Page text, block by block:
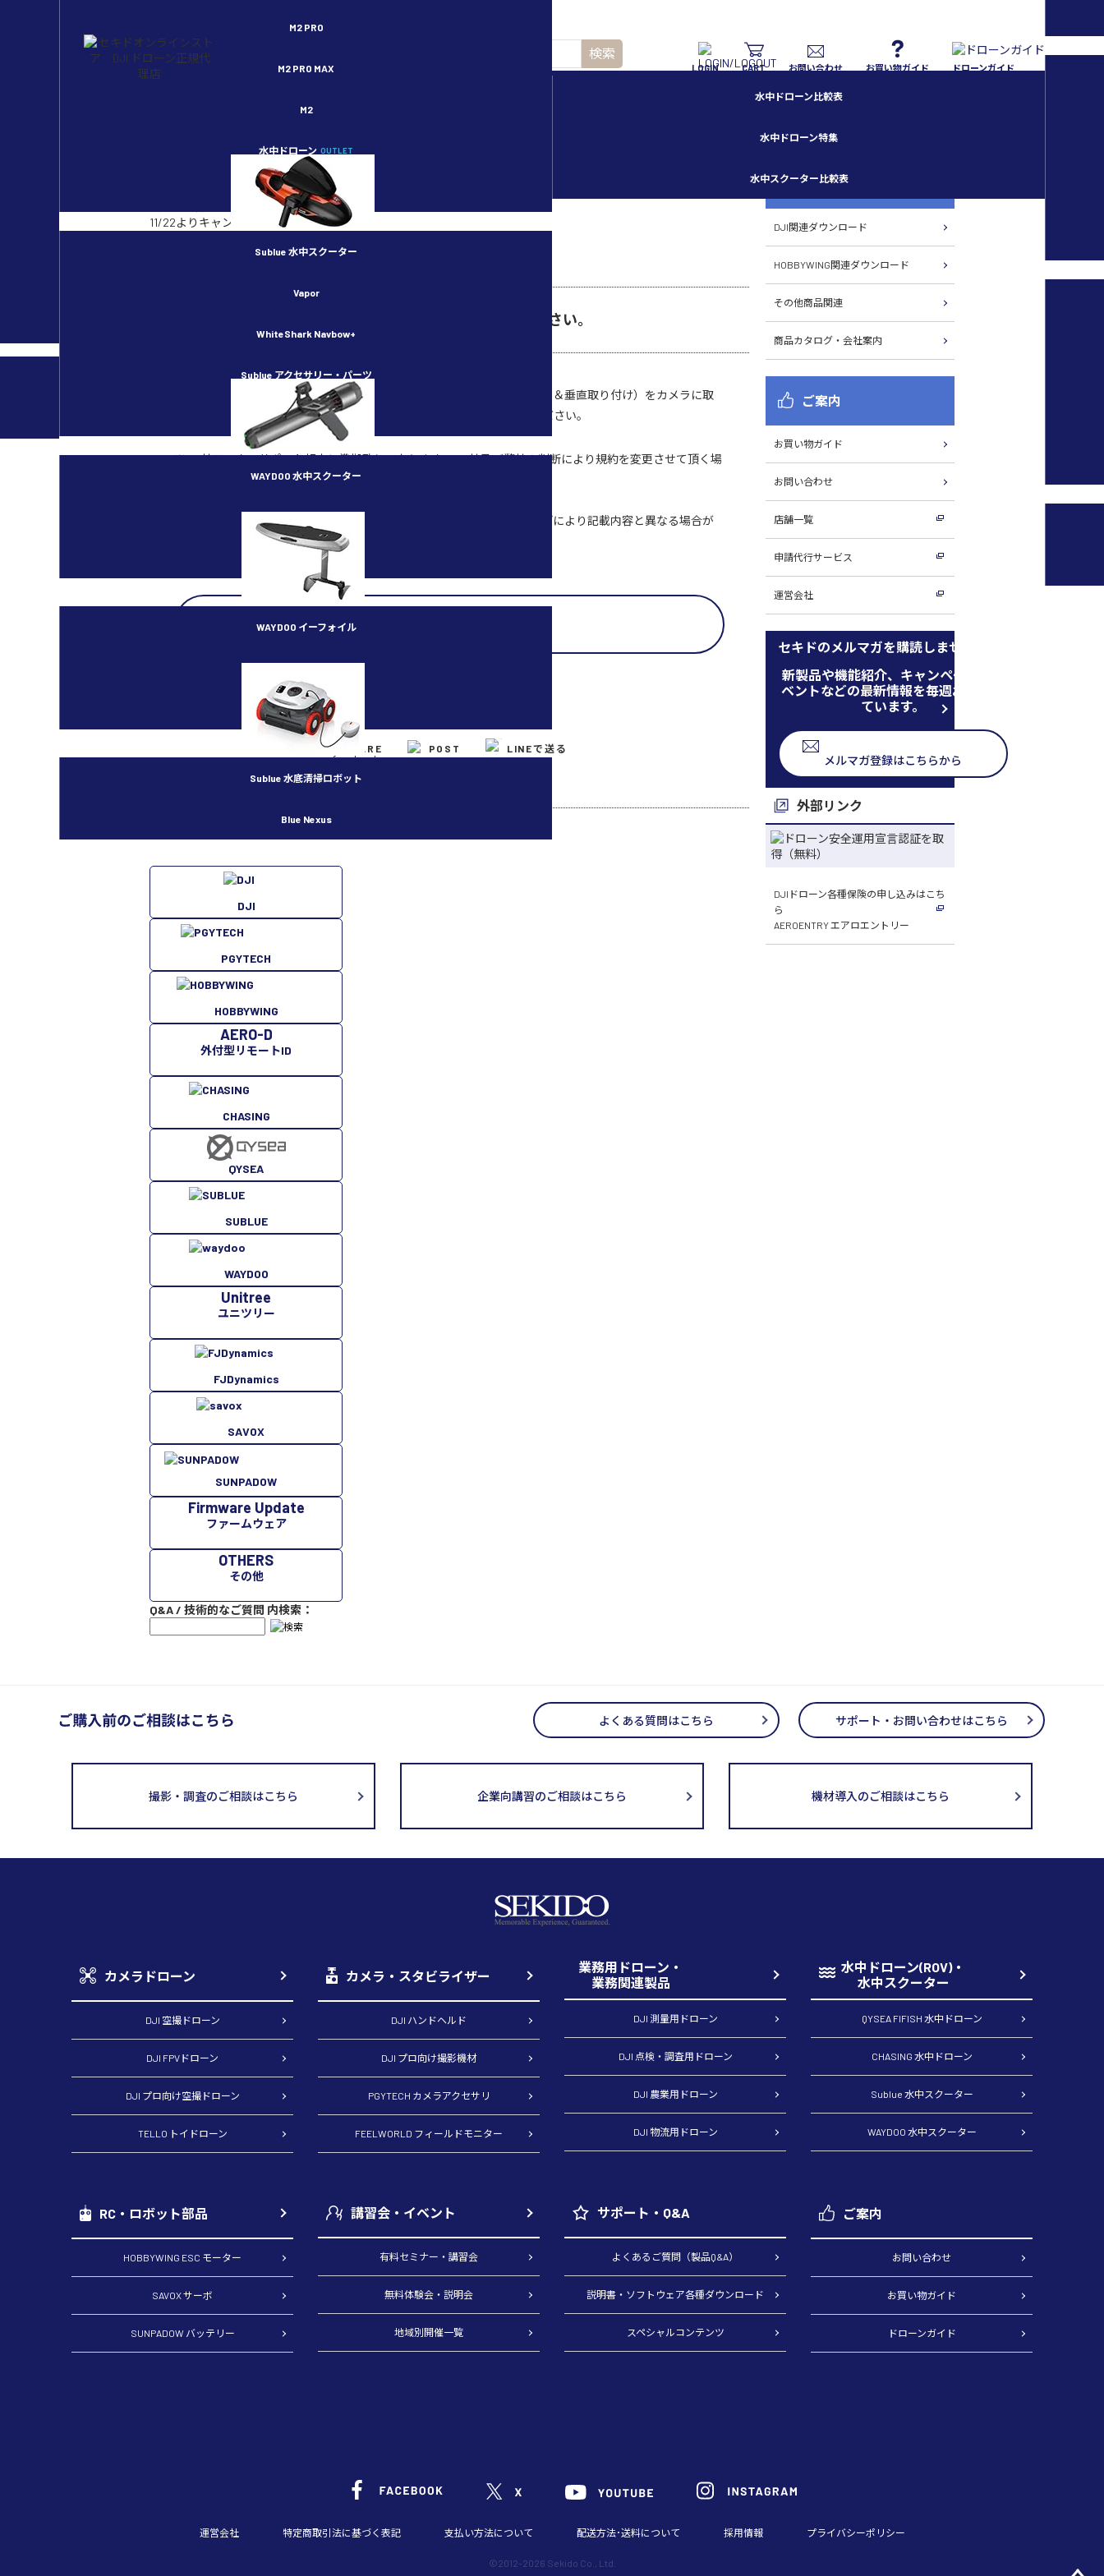
検索
LOGIN CART お問い合わせ お買い物ガイド ドローンガイド
M2 PRO
M2 PRO MAX
M2
水中ドローン OUTLET
Sublue 水中スクーター
Vapor
WhiteShark Navbow+
Sublue アクセサリー・パーツ
WAYDOO 水中スクーター
WAYDOO イーフォイル
Sublue 水底清掃ロボット
Blue Nexus
水中ドローン比較表
水中ドローン特集
水中スクーター比較表各種ダウンロード
DJI関連ダウンロード
HOBBYWING関連ダウンロード
その他商品関連
商品カタログ・会社案内
ご案内
お買い物ガイド
お問い合わせ
店舗一覧
申請代行サービス
運営会社
セキドのメルマガを購読しませんか
新製品や機能紹介、キャンペーン、イ
ベントなどの最新情報を毎週お届けし
ています。
メルマガ登録はこちらから
外部リンク
DJIドローン各種保険の申し込みはこち
ら
AEROENTRY エアロエントリー
11/22よりキャンペーン開始予定！
Osmo Action 3 縦向き撮影に切り替える方法を教えてください。
縦向き撮影と横向き撮影を切り替えて使用するには、保護フレーム（水平＆垂直取り付け）をカメラに取
り付け、接着ベースキットまたは延長ロッド (1.5 m) キットを使用してください。
※DJI社アフターサポート規定に準拠致しております。DJI社及び弊社の判断により規約を変更させて頂く場
合があります。
※記載内容は公開時点での仕様に基づいています。バージョンアップなどにより記載内容と異なる場合が
※記載事項は予告なく変更となる場合があります。
SHARE POST LINEで送る
DJI
PGYTECH
HOBBYWING
AERO-D
外付型リモートID
CHASING
QYSEA
SUBLUE
WAYDOO
Unitree
ユニツリー
FJDynamics
SAVOX
SUNPADOW
Firmware Update
ファームウェア
OTHERS
その他
Q&A / 技術的なご質問 内検索：
よくある質問はこちら サポート・お問い合わせはこちら
撮影・調査のご相談はこちら 企業向講習のご相談はこちら 機材導入のご相談はこちら
カメラドローン
DJI 空撮ドローン
DJI FPVドローン
DJI プロ向け空撮ドローン
TELLO トイドローン
カメラ・スタビライザー
DJI ハンドヘルド
DJI プロ向け撮影機材
PGYTECH カメラアクセサリ
FEELWORLD フィールドモニター
業務用ドローン・
業務関連製品
DJI 測量用ドローン
DJI 点検・調査用ドローン
DJI 農業用ドローン
DJI 物流用ドローン
水中ドローン(ROV)・
水中スクーター
QYSEA FIFISH 水中ドローン
CHASING 水中ドローン
Sublue 水中スクーター
WAYDOO 水中スクーター
RC・ロボット部品
HOBBYWING ESC モーター
SAVOX サーボ
SUNPADOW バッテリー
講習会・イベント
有料セミナー・講習会
無料体験会・説明会
地域別開催一覧
サポート・Q&A
よくあるご質問（製品Q&A）
説明書・ソフトウェア各種ダウンロード
スペシャルコンテンツ
ご案内
お問い合わせ
お買い物ガイド
ドローンガイド
運営会社 特定商取引法に基づく表記 支払い方法について 配送方法･送料について 採用情報 プライバシーポリシー
©2012-2026 Sekido Co., Ltd.